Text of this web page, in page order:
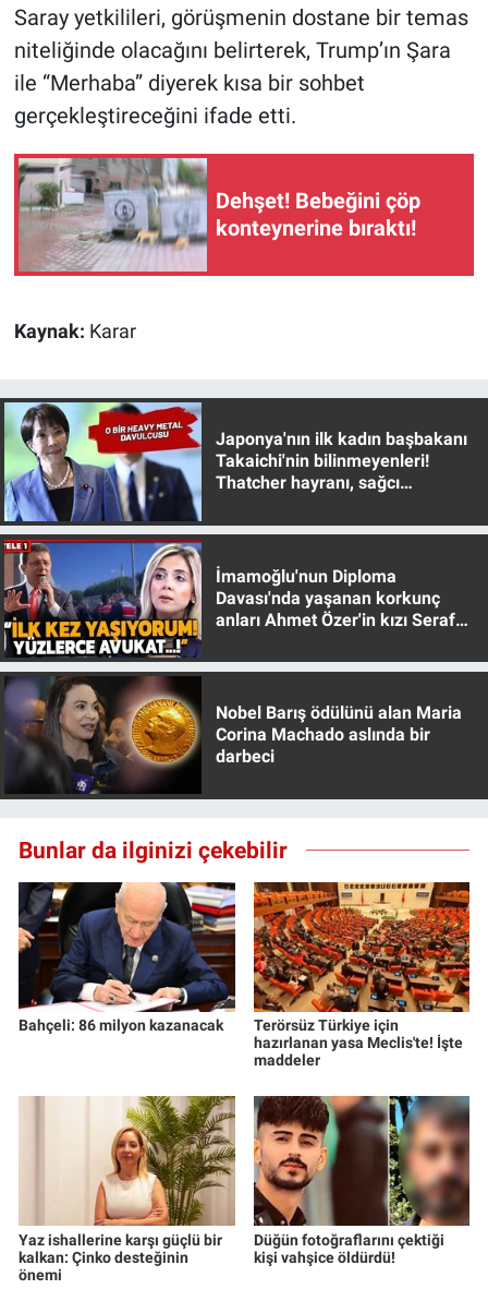
Saray yetkilileri, görüşmenin dostane bir temas
niteliğinde olacağını belirterek, Trump’ın Şara
ile “Merhaba” diyerek kısa bir sohbet
gerçekleştireceğini ifade etti.
Dehşet! Bebeğini çöp
konteynerine bıraktı!
Kaynak: Karar
Japonya'nın ilk kadın başbakanı
Takaichi'nin bilinmeyenleri!
Thatcher hayranı, sağcı
İmamoğlu'nun Diploma
Davası'nda yaşanan korkunç
anları Ahmet Özer'in kızı Seraf
Nobel Barış ödülünü alan Maria
Corina Machado aslında bir
darbeci
Bunlar da ilginizi çekebilir
Bahçeli: 86 milyon kazanacak
Terörsüz Türkiye için
hazırlanan yasa Meclis'te! İşte
maddeler
Yaz ishallerine karşı güçlü bir
kalkan: Çinko desteğinin
önemi
Düğün fotoğraflarını çektiği
kişi vahşice öldürdü!
İlan
Kimdir
Koronavirüs
Kültür Sanat
Ne demişti
Nedir
Programlar
Sağlık
Spor
Teknoloji
Türkiye'nin Geleceği
Türkiye'nin Gündemi
Yerel Gündem